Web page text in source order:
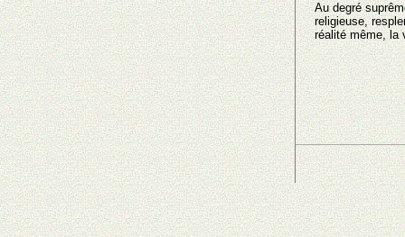
Au degré
religieuse,
réalité même, la